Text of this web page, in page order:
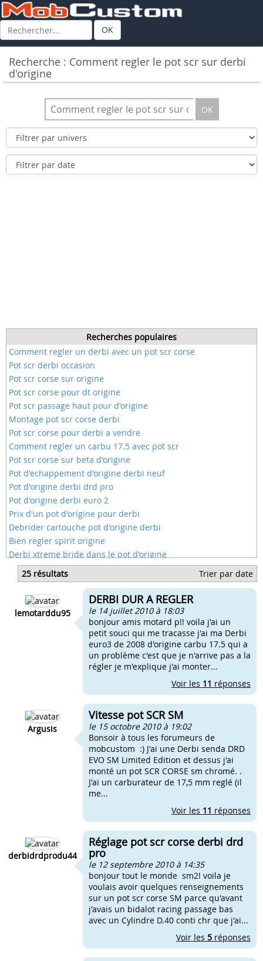
OK
Recherche : Comment regler le pot scr sur derbi
d'origine
OK
Recherches populaires
Comment regler un derbi avec un pot scr corse
Pot scr derbi occasion
Pot scr corse sur origine
Pot scr corse pour dt origine
Pot scr passage haut pour d'origine
Montage pot scr corse derbi
Pot scr corse pour derbi a vendre
Comment regler un carbu 17.5 avec pot scr
Pot scr corse sur beta d'origine
Pot d'echappement d'origine derbi neuf
Pot d'origine derbi drd pro
Pot d'origine derbi euro 2
Prix d'un pot d'origine pour derbi
Debrider cartouche pot d'origine derbi
Bien regler spirit origine
Derbi xtreme bride dans le pot d'origine
Derbi regler cable accelerateur
Regler cable embrayage derbi
Regler amortisseur derbi
Pot scr corse pour hm
25 résultats Trier par date
lemotarddu95
DERBI DUR A REGLER
le 14 juillet 2010 à 18:03
bonjour amis motard p!! voila j'ai un
petit souci qui me tracasse j'ai ma Derbi
euro3 de 2008 d'origine carbu 17.5 qui a
un problème c'est que je n'arrive pas a la
régler je m'explique j'ai monter...
Voir les 11 réponses
Argusis
Vitesse pot SCR SM
le 15 octobre 2010 à 19:02
Bonsoir à tous les forumeurs de
mobcustom :) J'ai une Derbi senda DRD
EVO SM Limited Edition et dessus j'ai
monté un pot SCR CORSE sm chromé. .
J'ai un carburateur de 17,5 mm reglé (il
me...
Voir les 11 réponses
derbidrdprodu44
Réglage pot scr corse derbi drd
pro
le 12 septembre 2010 à 14:35
bonjour tout le monde sm2! voila je
voulais avoir quelques renseignements
sur un pot scr corse SM parce qu'avant
j'avais un bidalot racing passage bas
avec un Cylindre D.40 conti chr que j'ai...
Voir les 5 réponses